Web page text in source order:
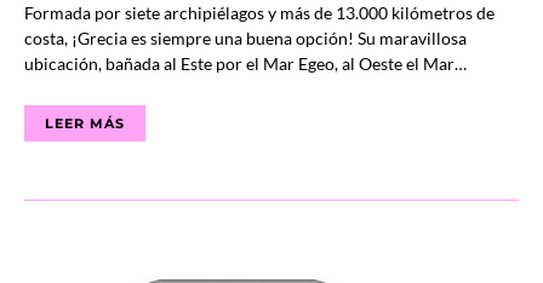
Formada por siete archipiélagos y más de 13.000 kilómetros de
costa, ¡Grecia es siempre una buena opción! Su maravillosa
ubicación, bañada al Este por el Mar Egeo, al Oeste el Mar…
LEER MÁS